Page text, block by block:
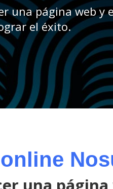
una página web y
el éxito.